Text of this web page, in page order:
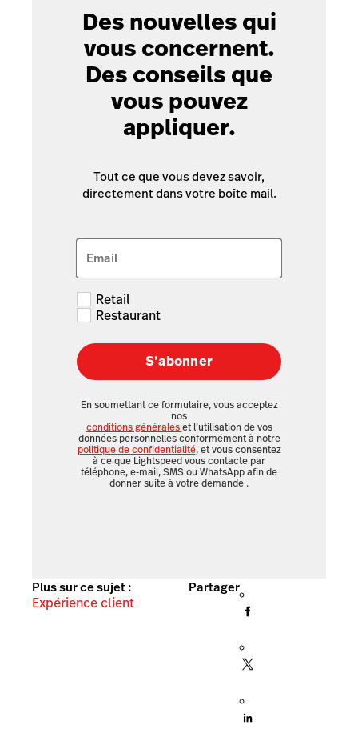
Des nouvelles qui
vous concernent.
Des conseils que
vous pouvez
appliquer.
Tout ce que vous devez savoir,
directement dans votre boîte mail.
Email
Retail
Restaurant
S’abonner
En soumettant ce formulaire, vous acceptez
nos
conditions généraleset l’utilisation de vos
données personnelles conformément à notre
politique de confidentialité, et vous consentez
à ce que Lightspeed vous contacte par
téléphone, e-mail, SMS ou WhatsApp afin de
donner suite à votre demande .
Plus sur ce sujet :
Expérience client
Partager